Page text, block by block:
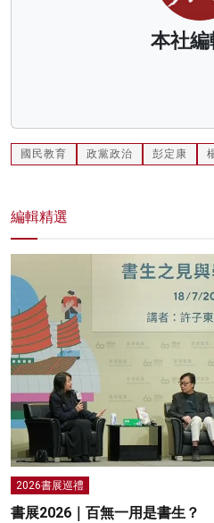
本社
國民教育 政黨政治 彭定康
編輯精選
2026書展巡禮
書展2026｜百無一用是書生？